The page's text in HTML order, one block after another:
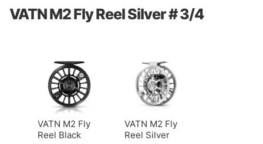
VATN M2 Fly Reel Silver # 3/4
VATN M2 Fly
Reel Black
VATN M2 Fly
Reel Silver